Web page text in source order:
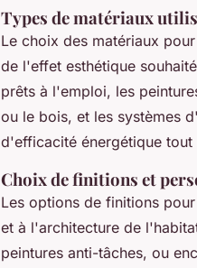
Types de matériaux
Le choix des matériaux
de l'effet esthétique
prêts à l'emploi, les
ou le bois, et les systèmes d'
d'efficacité énergétique
Choix de finitions et
Les options de finitions
et à l'architecture de
peintures anti-tâches, ou